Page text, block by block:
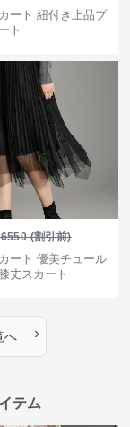
ート 紐付き上品プ
ト
(割引前)
ート 優美チュール
丈スカート
へ ›
テム